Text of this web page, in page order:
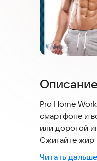
Pro Home
смартфоне и
или дорогой
Сжигайте жир
Читать дальше